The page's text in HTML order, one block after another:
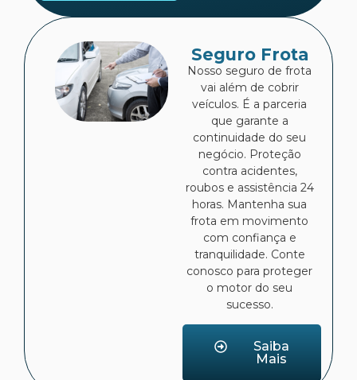
Seguro Frota
Nosso seguro de frota
vai além de cobrir
veículos. É a parceria
que garante a
continuidade do seu
negócio. Proteção
contra acidentes,
roubos e assistência 24
horas. Mantenha sua
frota em movimento
com confiança e
tranquilidade. Conte
conosco para proteger
o motor do seu
sucesso.
Saiba
Mais